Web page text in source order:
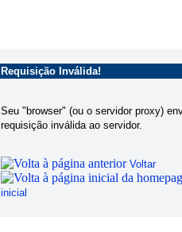
Requisição Inválida!
Seu "browser" (ou o servidor proxy)
requisição inválida ao servidor.
Voltar
inicial